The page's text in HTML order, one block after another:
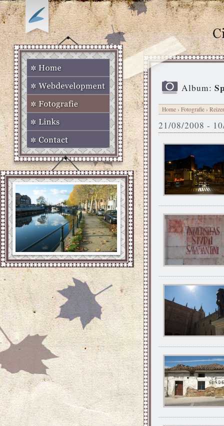
Album:
Home › Fotografie ›
21/08/2008 -